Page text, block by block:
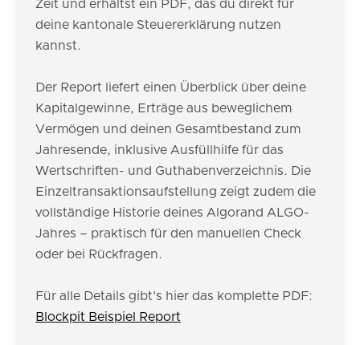
Zeit und erhältst ein PDF, das du direkt für
deine kantonale Steuererklärung nutzen
kannst.
Der Report liefert einen Überblick über deine
Kapitalgewinne, Erträge aus beweglichem
Vermögen und deinen Gesamtbestand zum
Jahresende, inklusive Ausfüllhilfe für das
Wertschriften- und Guthabenverzeichnis. Die
Einzeltransaktionsaufstellung zeigt zudem die
vollständige Historie deines Algorand ALGO-
Jahres – praktisch für den manuellen Check
oder bei Rückfragen.
Für alle Details gibt's hier das komplette PDF:
Blockpit Beispiel Report